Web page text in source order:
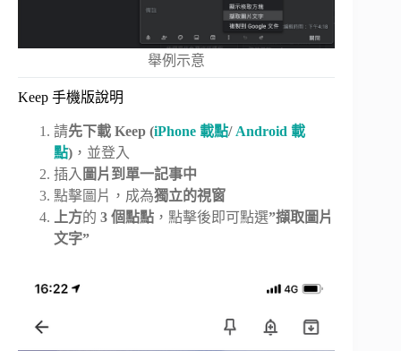
舉例示意
Keep 手機版說明
請先下載 Keep (iPhone 載點/ Android 載
點) ，並登入
插入 圖片到單一記事中
點擊圖片，成為獨立的視窗
上方的 3 個點點 ，點擊後即可點選”擷取圖片
文字”